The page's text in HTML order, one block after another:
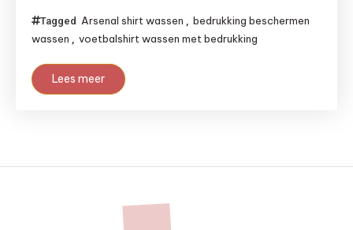
Tagged Arsenal shirt wassen , bedrukking beschermen
wassen , voetbalshirt wassen met bedrukking
Lees meer